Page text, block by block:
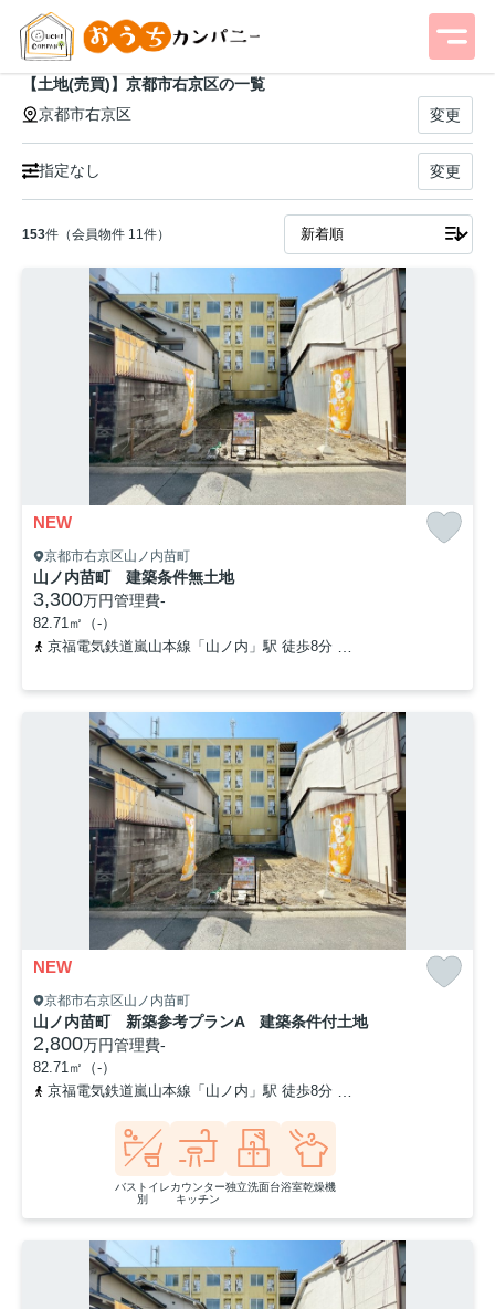
【土地(売買)】京都市右京区の一覧
京都市右京区
変更
指定なし 変更
153件（会員物件 11件）
NEW
京都市右京区山ノ内苗町
山ノ内苗町 建築条件無土地
3,300万円管理費-
82.71㎡（-）
京福電気鉄道嵐山本線「山ノ内」駅 徒歩8分
NEW
京都市右京区山ノ内苗町
山ノ内苗町 新築参考プランA 建築条件付土地
2,800万円管理費-
82.71㎡（-）
京福電気鉄道嵐山本線「山ノ内」駅 徒歩8分
バストイレ
別
カウンター
キッチン
独立洗面台浴室乾燥機